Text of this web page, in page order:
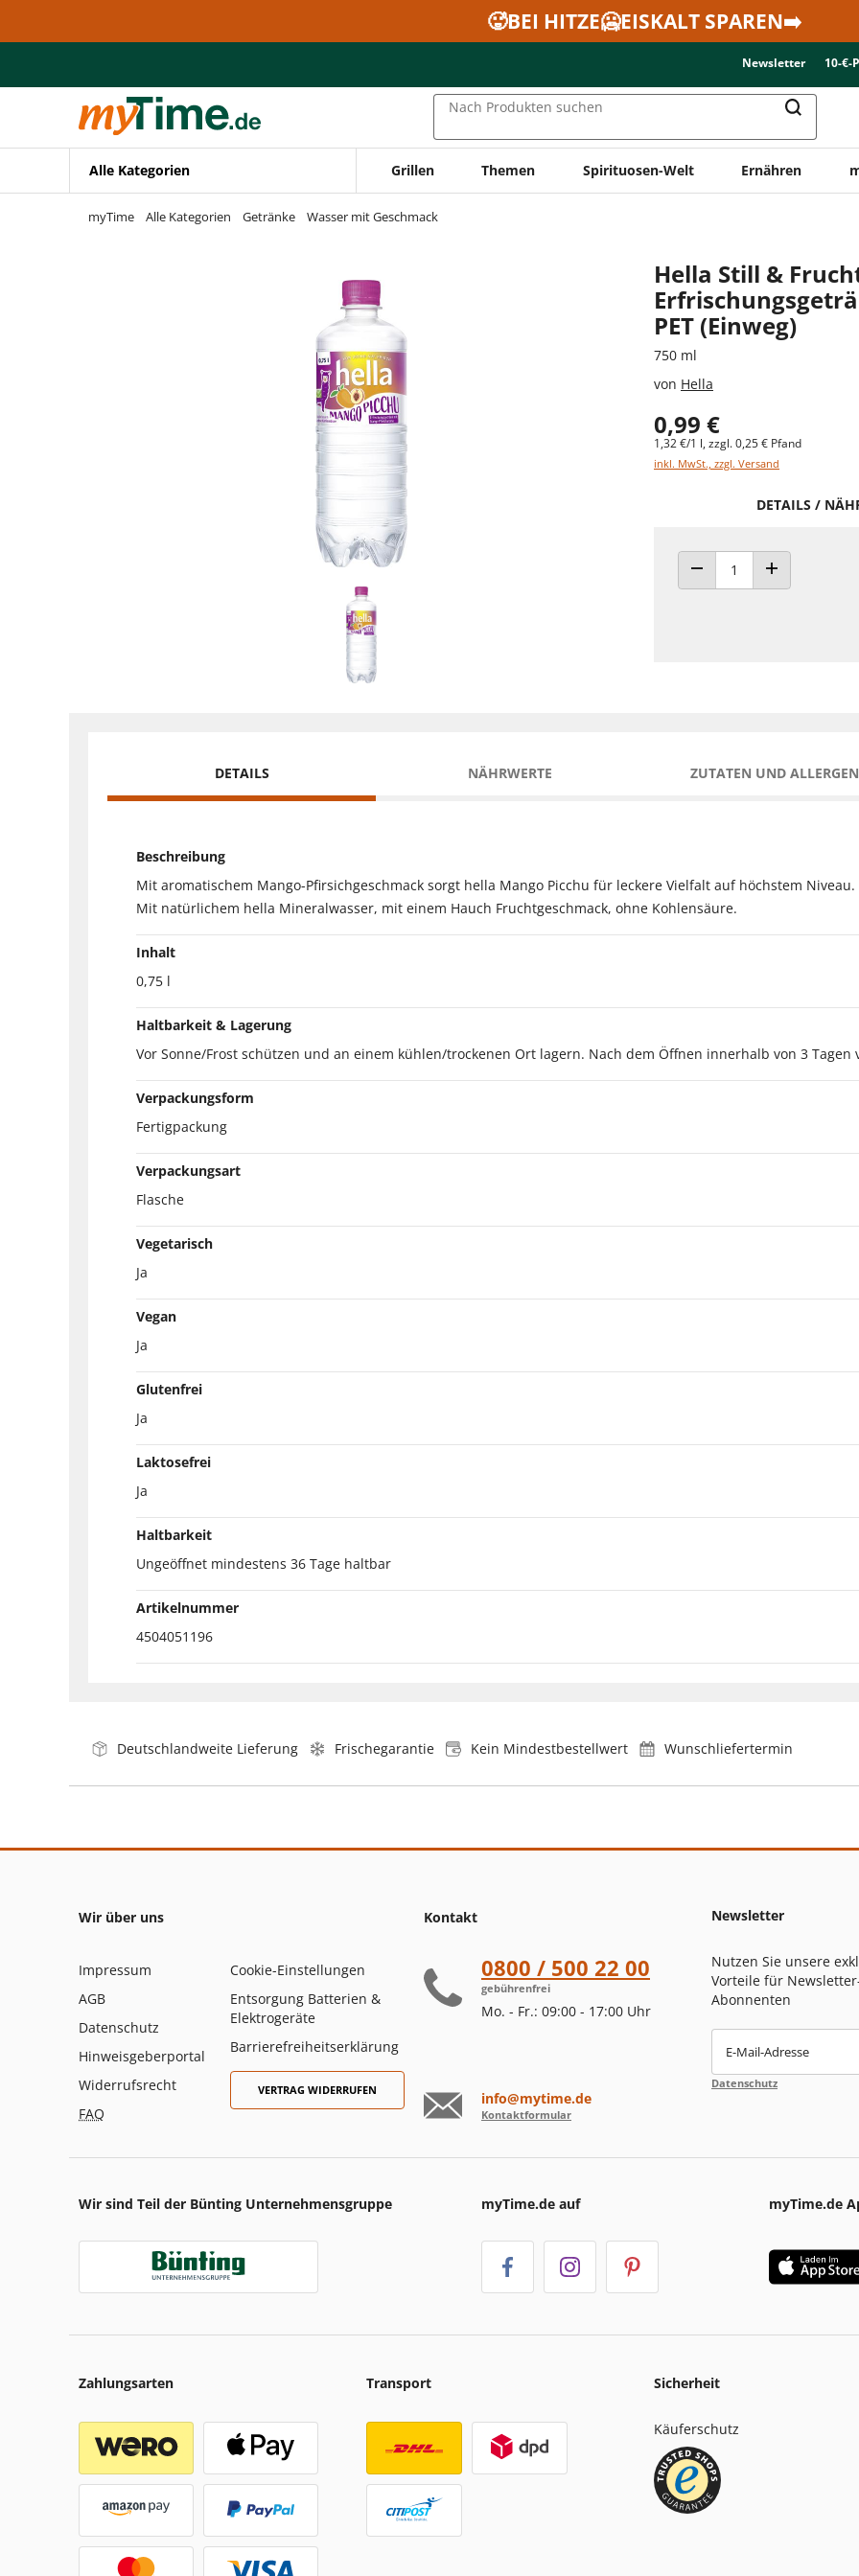
Zur Navigation springen
🥵BEI HITZE🥶EISKALT SPAREN➡️
Newsletter 10-€-
Nach Produkten suchen
Alle Kategorien Grillen Themen Spirituosen-Welt Ernähren
myTime Alle Kategorien Getränke Wasser mit Geschmack
Hella Still &
PET (Einweg)
750 ml
von Hella
0,99 €
1,32 €/1 l, zzgl. 0,25 € Pfand
inkl. MwSt., zzgl. Versand
DETAILS /
ANZAHL VERRINGERN
ANZAHL
DETAILS NÄHRWERTE ZUTATEN UND
Beschreibung
Mit aromatischem Mango-Pfirsichgeschmack sorgt hella Mango Picchu für leckere Vielfalt auf höchstem Niveau.
Mit natürlichem hella Mineralwasser, mit einem Hauch Fruchtgeschmack, ohne Kohlensäure.
Inhalt
0,75 l
Haltbarkeit & Lagerung
Vor Sonne/Frost schützen und an einem kühlen/trockenen Ort lagern. Nach dem Öffnen innerhalb von 3 Tagen
Verpackungsform
Fertigpackung
Verpackungsart
Flasche
Vegetarisch
Ja
Vegan
Ja
Glutenfrei
Ja
Laktosefrei
Ja
Haltbarkeit
Ungeöffnet mindestens 36 Tage haltbar
Artikelnummer
4504051196
Deutschlandweite Lieferung Frischegarantie Kein Mindestbestellwert Wunschliefertermin
Wir über uns
Impressum
AGB
Datenschutz
Hinweisgeberportal
Widerrufsrecht
FAQ
Cookie-Einstellungen
Entsorgung Batterien &
Elektrogeräte
Barrierefreiheitserklärung
VERTRAG WIDERRUFEN
Kontakt
0800 / 500 22 00
gebührenfrei
Mo. - Fr.: 09:00 - 17:00 Uhr
info@mytime.de
Kontaktformular
Newsletter
Nutzen Sie unsere
Vorteile für
Abonnenten
E-Mail-Adresse
Datenschutz
Wir sind Teil der Bünting Unternehmensgruppe myTime.de auf myTime.de
Zahlungsarten Transport Sicherheit
Käuferschutz